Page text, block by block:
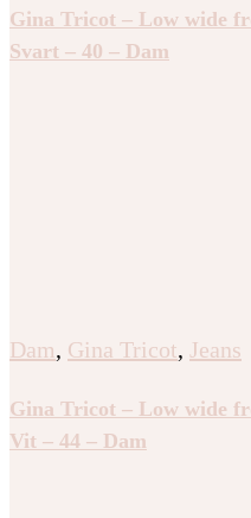
Gina Tricot – Low wide
Svart – 40 – Dam
Dam, Gina Tricot, Jeans
Gina Tricot – Low wide
Vit – 44 – Dam